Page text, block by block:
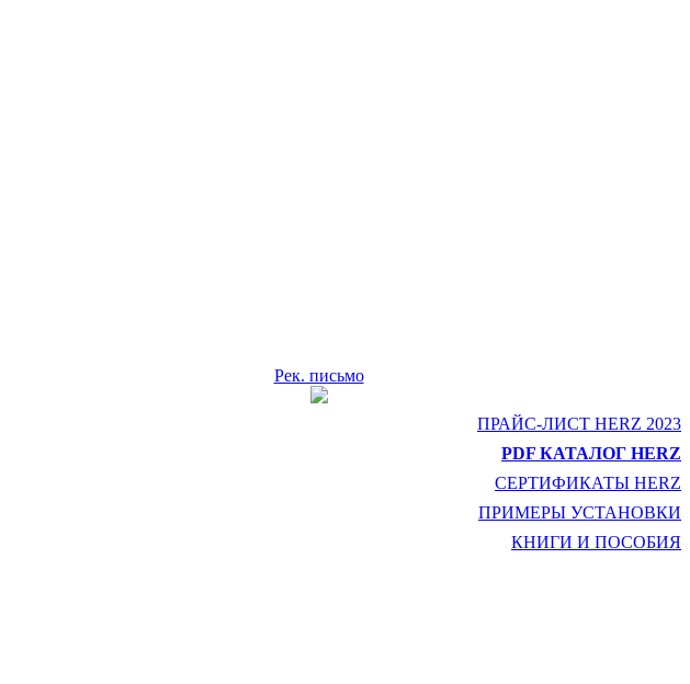
Рек. письмо
ПРАЙС-ЛИСТ HERZ 2023
PDF КАТАЛОГ HERZ
СЕРТИФИКАТЫ HERZ
ПРИМЕРЫ УСТАНОВКИ
КНИГИ И ПОСОБИЯ